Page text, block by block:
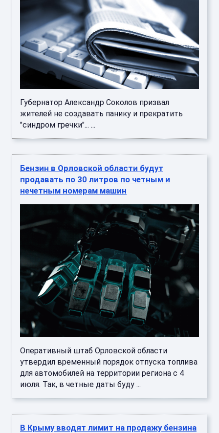
Губернатор Александр Соколов призвал
жителей не создавать панику и прекратить
"синдром гречки"... ...
Бензин в Орловской области будут
продавать по 30 литров по четным и
нечетным номерам машин
Оперативный штаб Орловской области
утвердил временный порядок отпуска топлива
для автомобилей на территории региона с 4
июля. Так, в четные даты буду ...
В Крыму вводят лимит на продажу бензина